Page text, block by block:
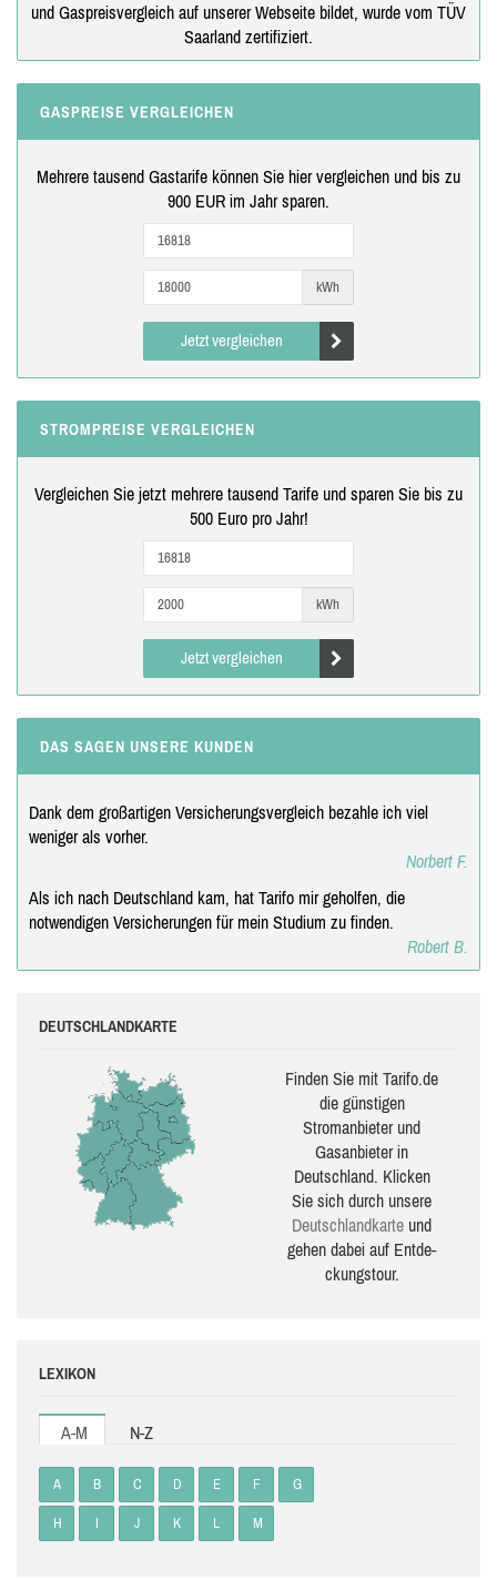
und Gaspreisvergleich auf unserer Webseite bildet, wurde vom TÜV
Saarland zertifiziert.
GASPREISE VERGLEICHEN
Mehrere tausend Gastarife können Sie hier vergleichen und bis zu
900 EUR im Jahr sparen.
kWh
Jetzt vergleichen
STROMPREISE VERGLEICHEN
Vergleichen Sie jetzt mehrere tausend Tarife und sparen Sie bis zu
500 Euro pro Jahr!
kWh
Jetzt vergleichen
DAS SAGEN UNSERE KUNDEN
Dank dem großartigen Versicherungsvergleich bezahle ich viel
weniger als vorher.
Norbert F.
Als ich nach Deutschland kam, hat Tarifo mir geholfen, die
notwendigen Versicherungen für mein Studium zu finden.
Robert B.
DEUTSCHLANDKARTE
Finden Sie mit Tarifo.de
die güns­ti­gen
Stromanbieter und
Gasanbieter in
Deutschland. Klicken
Sie sich durch unsere
Deutsch­land­karte und
gehen dabei auf Ent­de­
ckungs­tour.
LEXIKON
A-M N-Z
A B C D E F G
H I J K L M